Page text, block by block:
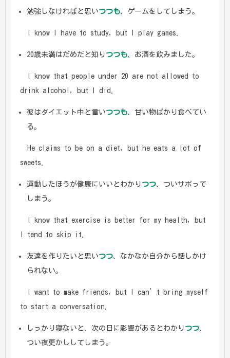
勉強しなければと思いつつも、ゲームをしてしまう。
I know I have to study, but I play games.
20歳未満はだめだと知り つつも、お酒を飲みました。
I know that people under 20 are not allowed to
drink alcohol, but I did.
彼はダイエット中と言いつつも、甘い物ばかり食べてい
る。
He claims to be on a diet, but he eats a lot of
sweets.
運動したほうが健康にいいとわかり つつ、ついサボって
しまう。
I know that exercise is better for my health, but
I tend to skip it.
友達を作りたいと思いつつ、なかなか自分から話しかけ
られない。
I want to make friends, but I can’t bring myself
to start a conversation.
しっかり寝ないと、次の日に影響があるとわかり つつ、
つい夜更かししてしまう。